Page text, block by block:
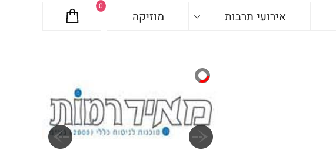
0
אירועי תרבות
מוזיקה